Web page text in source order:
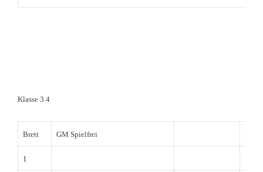
Klasse 3.4
Brett GM Spielfrei SC
1